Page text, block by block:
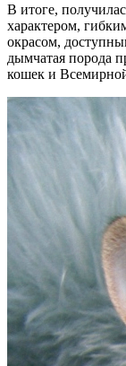
В итоге,
характером,
окрасом,
дымчатая порода
кошек и